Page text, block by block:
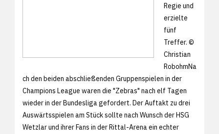
Regie und
erzielte
fünf
Treffer. ©
Christian
RobohmNa
ch den beiden abschließenden Gruppenspielen in der
Champions League waren die "Zebras" nach elf Tagen
wieder in der Bundesliga gefordert. Der Auftakt zu drei
Auswärtsspielen am Stück sollte nach Wunsch der HSG
Wetzlar und ihrer Fans in der Rittal-Arena ein echter